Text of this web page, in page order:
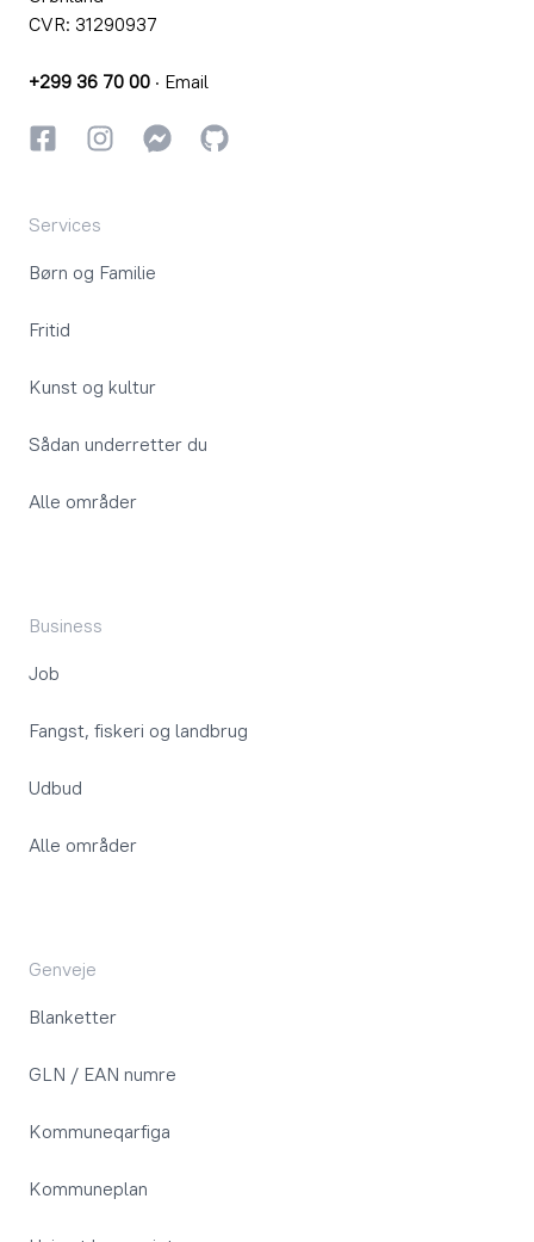
CVR: 31290937
+299 36 70 00 · Email
FacebookInstagramInstagram
GitHub
Services
Børn og Familie
Fritid
Kunst og kultur
Sådan underretter du
Alle områder
Business
Job
Fangst, fiskeri og landbrug
Udbud
Alle områder
Genveje
Blanketter
GLN / EAN numre
Kommuneqarfiga
Kommuneplan